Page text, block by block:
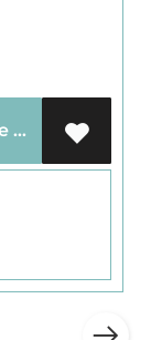
Voeg toe aan mijn winkelmandje